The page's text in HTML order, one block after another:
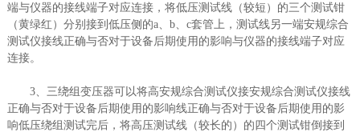
端与仪器的接线端子对应连接，将低压测试线（较短）的三个测试钳
（黄绿红）分别接到低压侧的a、b、c套管上，测试线另一端安规综合
测试仪接线正确与否对于设备后期使用的影响与仪器的接线端子对应
连接。
3、三绕组变压器可以将高安规综合测试仪接安规综合测试仪接线
正确与否对于设备后期使用的影响线正确与否对于设备后期使用的影
响低压绕组测试完后，将高压测试线（较长的）的四个测试钳倒接到